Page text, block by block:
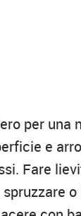
per una
e
Fare